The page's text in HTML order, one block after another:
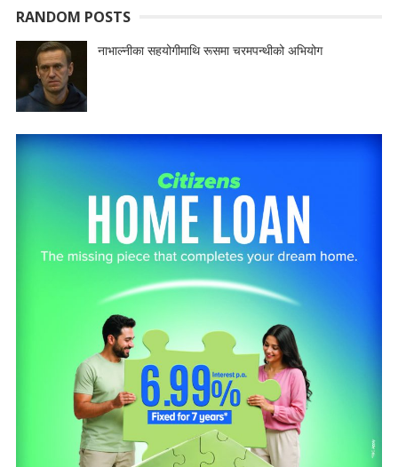
RANDOM POSTS
नाभाल्नीका सहयोगीमाथि रूसमा चरमपन्थीको अभियोग